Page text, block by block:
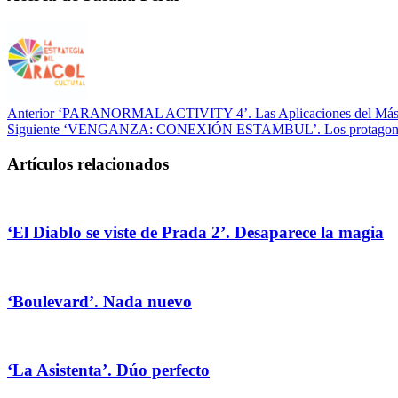
Anterior‘PARANORMAL ACTIVITY 4’. Las Aplicaciones del
Siguiente ‘VENGANZA: CONEXIÓN ESTAMBUL’. Los
Artículos relacionados
‘El Diablo se viste de Prada 2’. Desaparece la magia
‘Boulevard’. Nada nuevo
‘La Asistenta’. Dúo perfecto